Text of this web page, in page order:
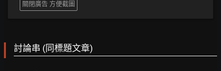
關閉廣告 方便截圖
討論串 (同標題文章)